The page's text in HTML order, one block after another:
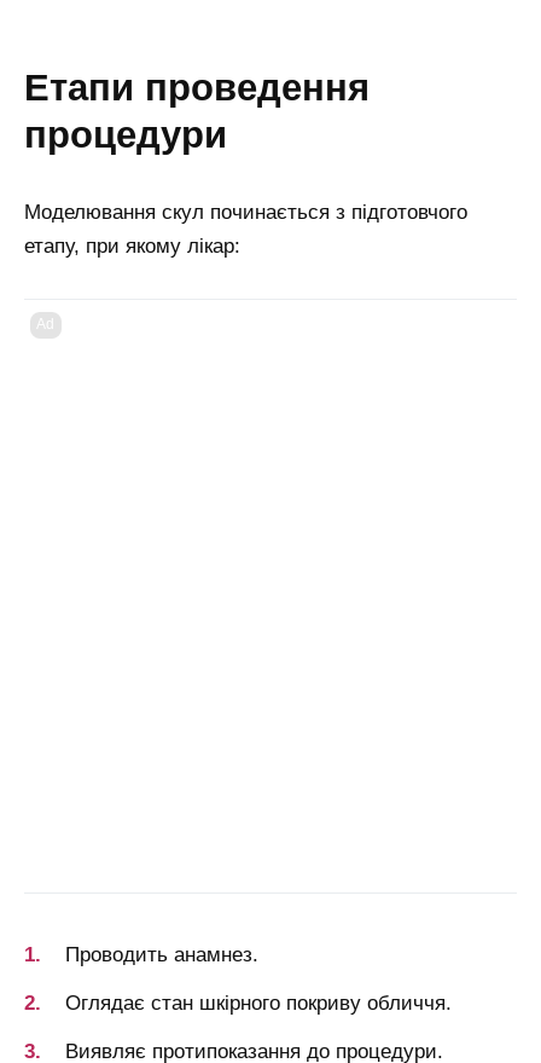
етапи проведення
процедури
Моделювання скул починається з підготовчого
етапу, при якому лікар:
Ad
Проводить анамнез.
Оглядає стан шкірного покриву обличчя.
Виявляє протипоказання до процедури.